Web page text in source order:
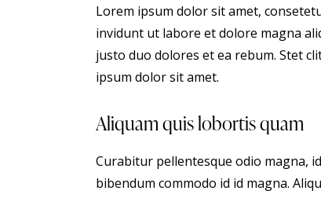
Lorem ipsum dolor sit amet,
invidunt ut labore et dolore magna
justo duo dolores et ea rebum. Stet
ipsum dolor sit amet.
Aliquam quis lobortis quam
Curabitur pellentesque odio magna,
bibendum commodo id id magna.